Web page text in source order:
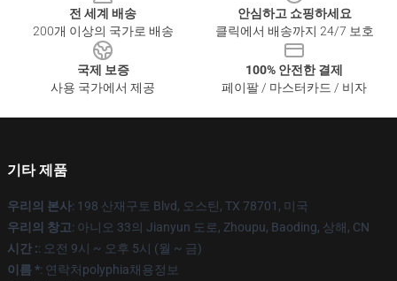
전 세계 배송
200개 이상의 국가로 배송
안심하고 쇼핑하세요
클릭에서 배송까지 24/7 보호
국제 보증
사용 국가에서 제공
100% 안전한 결제
페이팔 / 마스터카드 / 비자
기타 제품
우리의 본사: 198 산재구토 Blvd, 오스틴, TX 78701, 미국
우리의 창고: 아니오 33의 Jianyun 도로, Zhoupu, Baoding, 상해, CN
시간 :: 오전 9시 ~ 오후 5시 (월 ~ 금)
이름 *: 연락처polyphia채용정보